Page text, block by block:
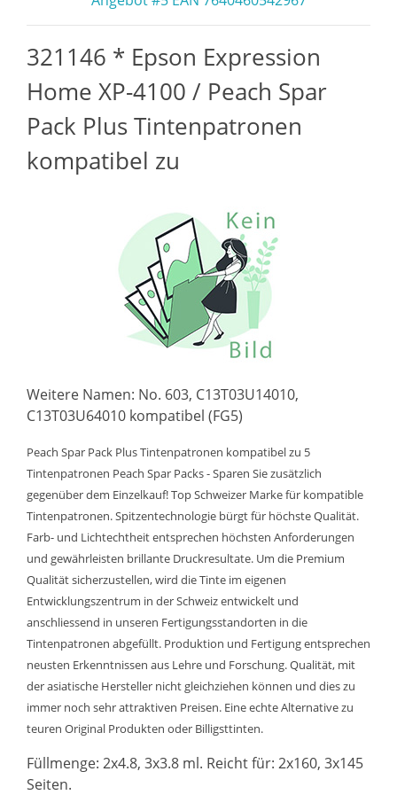
321146 * Epson Expression
Home XP-4100 / Peach Spar
Pack Plus Tintenpatronen
kompatibel zu
Weitere Namen: No. 603, C13T03U14010,
C13T03U64010 kompatibel (FG5)
Peach Spar Pack Plus Tintenpatronen kompatibel zu 5
Tintenpatronen Peach Spar Packs - Sparen Sie zusätzlich
gegenüber dem Einzelkauf! Top Schweizer Marke für kompatible
Tintenpatronen. Spitzentechnologie bürgt für höchste Qualität.
Farb- und Lichtechtheit entsprechen höchsten Anforderungen
und gewährleisten brillante Druckresultate. Um die Premium
Qualität sicherzustellen, wird die Tinte im eigenen
Entwicklungszentrum in der Schweiz entwickelt und
anschliessend in unseren Fertigungsstandorten in die
Tintenpatronen abgefüllt. Produktion und Fertigung entsprechen
neusten Erkenntnissen aus Lehre und Forschung. Qualität, mit
der asiatische Hersteller nicht gleichziehen können und dies zu
immer noch sehr attraktiven Preisen. Eine echte Alternative zu
teuren Original Produkten oder Billigsttinten.
Füllmenge: 2x4.8, 3x3.8 ml. Reicht für: 2x160, 3x145
Seiten.